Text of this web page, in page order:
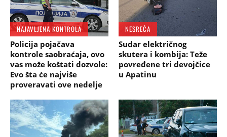
NAJAVLJENA KONTROLA
Policija pojačava
kontrole saobraćaja, ovo
vas može koštati dozvole:
Evo šta će najviše
proveravati ove nedelje
NESREĆA
Sudar električnog
skutera i kombija: Teže
povređene tri devojčice
u Apatinu